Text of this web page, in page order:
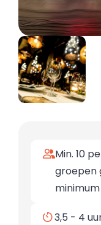
Min. 10
groepen
3,5 - 4